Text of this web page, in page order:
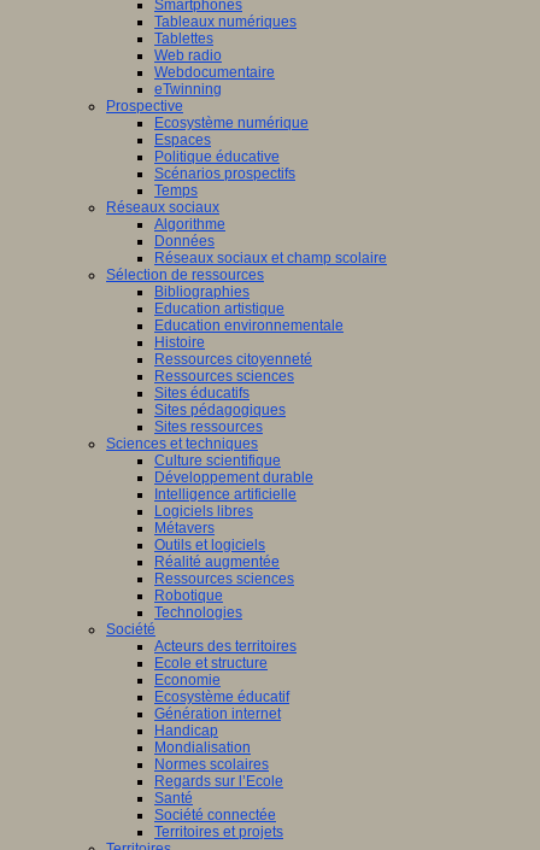
Smartphones
Tableaux numériques
Tablettes
Web radio
Webdocumentaire
eTwinning
Prospective
Ecosystème numérique
Espaces
Politique éducative
Scénarios prospectifs
Temps
Réseaux sociaux
Algorithme
Données
Réseaux sociaux et champ scolaire
Sélection de ressources
Bibliographies
Education artistique
Education environnementale
Histoire
Ressources citoyenneté
Ressources sciences
Sites éducatifs
Sites pédagogiques
Sites ressources
Sciences et techniques
Culture scientifique
Développement durable
Intelligence artificielle
Logiciels libres
Métavers
Outils et logiciels
Réalité augmentée
Ressources sciences
Robotique
Technologies
Société
Acteurs des territoires
Ecole et structure
Economie
Ecosystème éducatif
Génération internet
Handicap
Mondialisation
Normes scolaires
Regards sur l’Ecole
Santé
Société connectée
Territoires et projets